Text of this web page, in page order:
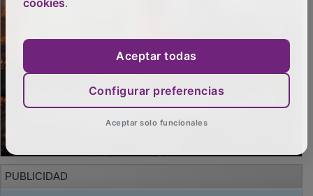
PUBLICIDAD
cookies.
Aceptar todas
Configurar preferencias
Aceptar solo funcionales